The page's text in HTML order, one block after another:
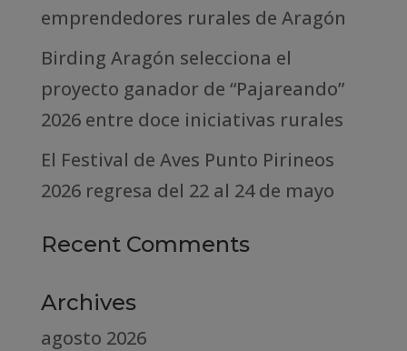
emprendedores rurales de Aragón
Birding Aragón selecciona el
proyecto ganador de “Pajareando”
2026 entre doce iniciativas rurales
El Festival de Aves Punto Pirineos
2026 regresa del 22 al 24 de mayo
Recent Comments
Archives
agosto 2026